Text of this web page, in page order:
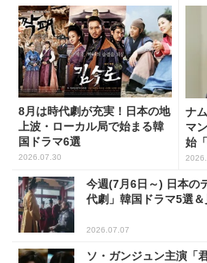
8月は時代劇が充実！日本の地
上波・ローカル局で始まる韓
国ドラマ6選
2026.07.30
ナ
マ
始
今週(7月6日～) 日本の
代劇」韓国ドラマ5選
2026.07.07
ソ・ガンジュン主演「